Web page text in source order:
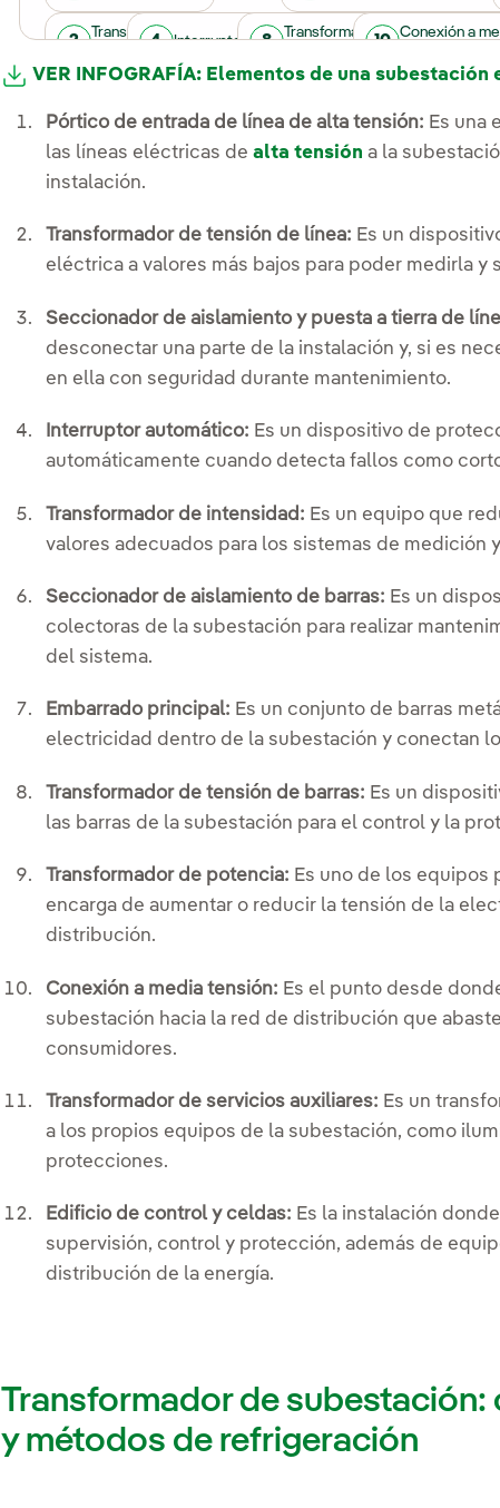
1
Pórtico de entrada de línea
2
Transformador de
4 Interruptor automático
8
Transformador de
10 Conexión a
VER INFOGRAFÍA: Elementos de una subestación
Pórtico de entrada de línea de alta tensión: Es una
las líneas eléctricas dealta tensión a la
instalación.
Transformador de tensión de línea: Es un
eléctrica a valores más bajos para poder medirla y
Seccionador de aislamiento y puesta a tierra de
desconectar una parte de la instalación y, si es
en ella con seguridad durante mantenimiento.
Interruptor automático: Es un dispositivo de
automáticamente cuando detecta fallos como
Transformador de intensidad: Es un equipo que
valores adecuados para los sistemas de medición
Seccionador de aislamiento de barras: Es un
colectoras de la subestación para realizar
del sistema.
Embarrado principal: Es un conjunto de barras
electricidad dentro de la subestación y conectan
Transformador de tensión de barras: Es un
las barras de la subestación para el control y la
Transformador de potencia: Es uno de los equipos
encarga de aumentar o reducir la tensión de la
distribución.
Conexión a media tensión: Es el punto desde
subestación hacia la red de distribución que
consumidores.
Transformador de servicios auxiliares: Es un
a los propios equipos de la subestación, como
protecciones.
Edificio de control y celdas: Es la instalación
supervisión, control y protección, además de
distribución de la energía.
Transformador de
y métodos de refrigeración